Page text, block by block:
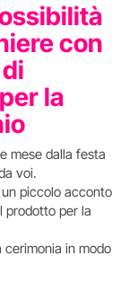
con
la
mese dalla festa
voi.
piccolo acconto
prodotto per la
in modo